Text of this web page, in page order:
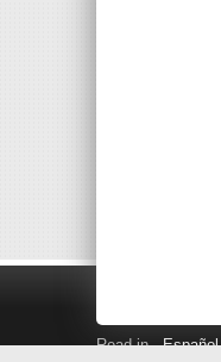
Read in Español